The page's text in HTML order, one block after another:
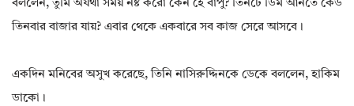
বললেন, তুমি অযথা সময় নষ্ট করো কেন হে বাপু? তিনটে ডিম আনতে কেউ
তিনবার বাজার যায়? এবার থেকে একবারে সব কাজ সেরে আসবে।
একদিন মনিবের অসুখ করেছে, তিনি নাসিরুদ্দিনকে ডেকে বললেন, হাকিম
ডাকো।